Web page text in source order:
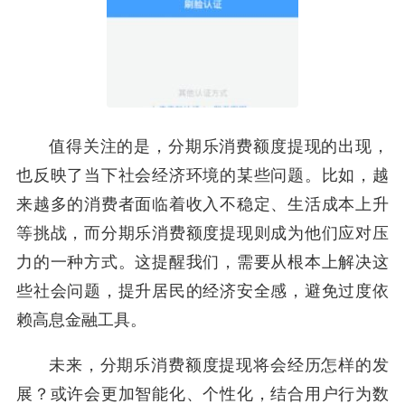
值得关注的是，分期乐消费额度提现的出现，
也反映了当下社会经济环境的某些问题。比如，越
来越多的消费者面临着收入不稳定、生活成本上升
等挑战，而分期乐消费额度提现则成为他们应对压
力的一种方式。这提醒我们，需要从根本上解决这
些社会问题，提升居民的经济安全感，避免过度依
赖高息金融工具。
未来，分期乐消费额度提现将会经历怎样的发
展？或许会更加智能化、个性化，结合用户行为数